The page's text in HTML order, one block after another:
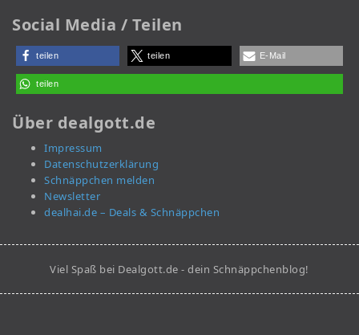
Social Media / Teilen
teilen teilen E-Mail
teilen
Über dealgott.de
Impressum
Datenschutzerklärung
Schnäppchen melden
Newsletter
dealhai.de – Deals & Schnäppchen
Viel Spaß bei Dealgott.de - dein Schnäppchenblog!